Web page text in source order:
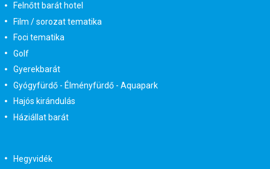
Felnőtt barát hotel
Film / sorozat tematika
Foci tematika
Golf
Gyerekbarát
Gyógyfürdő - Élményfürdő - Aquapark
Hajós kirándulás
Háziállat barát
Hegyvidék